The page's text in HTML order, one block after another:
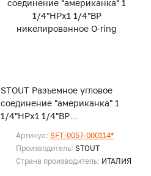
STOUT Разъемное угловое
соединение "американка" 1
1/4"НРx1 1/4"ВР
Артикул: SFT-0057-000114*
Производитель: STOUT
Страна производитель: ИТАЛИЯ